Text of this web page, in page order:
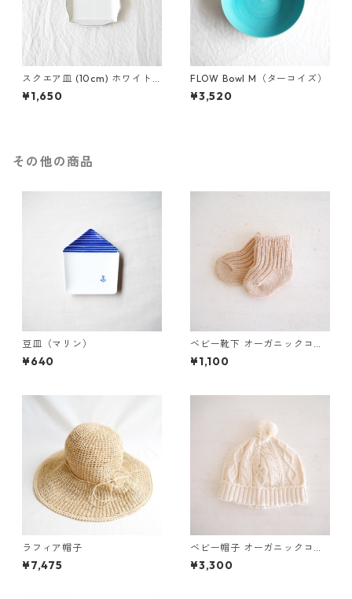
スクエア皿 (10cm) ホワイト
アッシュ
¥1,650
FLOW Bowl M（ターコイズ）
¥3,520
その他の商品
豆皿（マリン）
¥640
ベビー靴下 オーガニックコッ
トン（ブラウン）
¥1,100
ラフィア帽子
¥7,475
ベビー帽子 オーガニックコッ
トン（ナチュラル）
¥3,300